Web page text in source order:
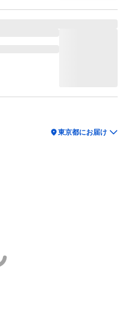
location_on東京都にお届け